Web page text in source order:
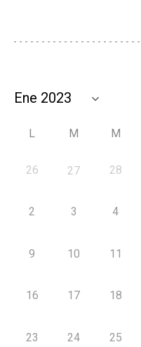
L M M
26 27 28
2 3 4
9 10 11
16 17 18
23 24 25